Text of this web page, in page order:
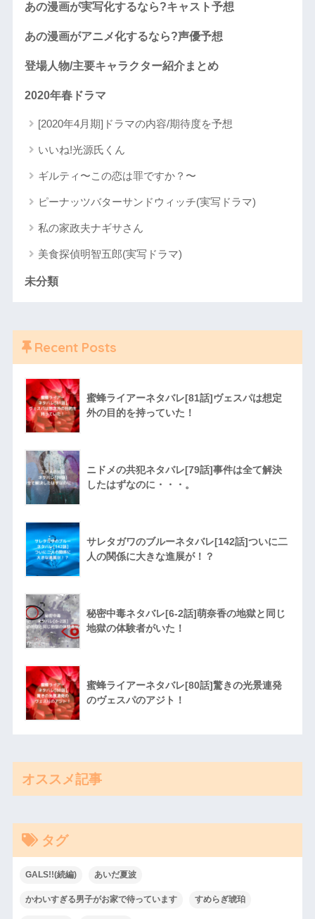
あの漫画が実写化するなら?キャスト予想
あの漫画がアニメ化するなら?声優予想
登場人物/主要キャラクター紹介まとめ
2020年春ドラマ
[2020年4月期]ドラマの内容/期待度を予想
いいね!光源氏くん
ギルティ〜この恋は罪ですか？〜
ピーナッツバターサンドウィッチ(実写ドラマ)
私の家政夫ナギサさん
美食探偵明智五郎(実写ドラマ)
未分類
Recent Posts
蜜蜂ライアーネタバレ[81話]ヴェスパは想定
外の目的を持っていた！
ニドメの共犯ネタバレ[79話]事件は全て解決
したはずなのに・・・。
サレタガワのブルーネタバレ[142話]ついに二
人の関係に大きな進展が！？
秘密中毒ネタバレ[6-2話]萌奈香の地獄と同じ
地獄の体験者がいた！
蜜蜂ライアーネタバレ[80話]驚きの光景連発
のヴェスパのアジト！
オススメ記事
タグ
GALS!!(続編) あいだ夏波
かわいすぎる男子がお家で待っています すめらぎ琥珀